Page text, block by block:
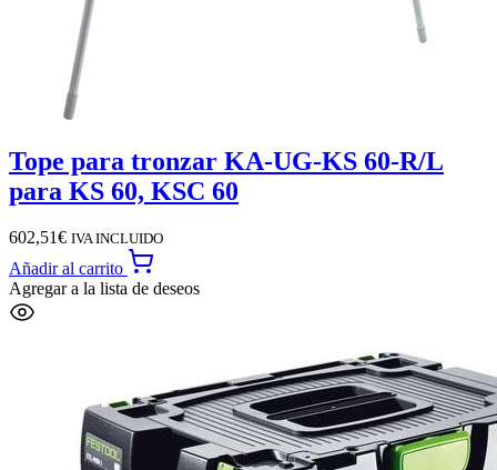
Tope para tronzar KA-UG-KS 60-R/L
para KS 60, KSC 60
602,51€ IVA INCLUIDO
Añadir al carrito
Agregar a la lista de deseos